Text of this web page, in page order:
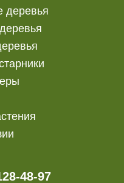
деревья
48-97